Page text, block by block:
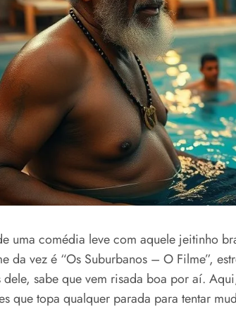
uma comédia leve com aquele jeitinho
da vez é “Os Suburbanos – O Filme”,
dele, sabe que vem risada boa por aí.
que topa qualquer parada para tentar